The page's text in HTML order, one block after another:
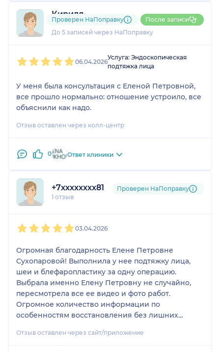
обаятельная женщина, профессионал своего
дела!!! Обязательно порекомендую своим
знакомым и при необходимости обращусь сама.
Кирилл
1 отзыв
До 5 записей через НаПоправку
Проверен НаПоправку После записи
06.04.2026
Услуга: Эндоскопическая
подтяжка лица
У меня была консультация с Еленой Петровной,
все прошло нормально: отношение устроило, все
объяснили как надо.
Отзыв оставлен через колл-центр
0 Ответ клиники
+7xxxxxxxx81
1 отзыв
Проверен НаПоправку
03.04.2026
Огромная благодарность Елене Петровне
Сухопаровой! Выполнила у нее подтяжку лица,
шеи и блефаропластику за одну операцию.
Выбрала именно Елену Петровну не случайно,
пересмотрела все ее видео и фото работ.
Огромное количество информации по
особенностям восстановления без лишних
уверенность только в Елене Петровне.
Отзыв оставлен через сайт/приложение